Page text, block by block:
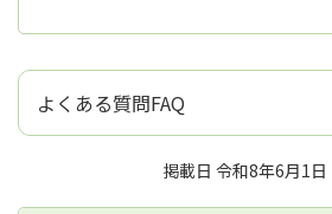
よくある質問FAQ
掲載日 令和8年6月1日